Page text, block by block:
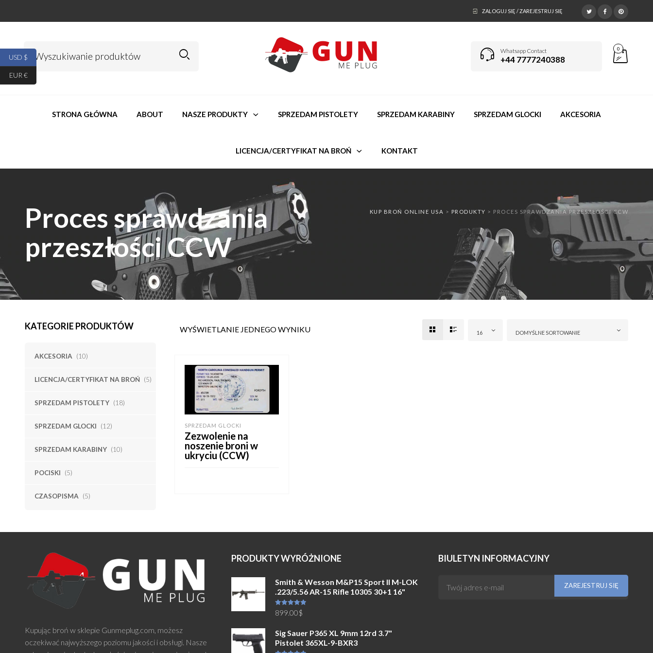
ZALOGUJ SIĘ / ZAREJESTRUJ SIĘ
Whatsapp Contact
+44 7777240388
0
STRONA GŁÓWNA ABOUT NASZE PRODUKTY SPRZEDAM PISTOLETY SPRZEDAM KARABINY SPRZEDAM GLOCKI AKCESORIA
LICENCJA/CERTYFIKAT NA BROŃ KONTAKT
KUP BROŃ ONLINE USA > PRODUKTY > PROCES SPRAWDZANIA PRZESZŁOŚCI CCW
Proces sprawdzania
przeszłości CCW
KATEGORIE PRODUKTÓW
AKCESORIA (10)
LICENCJA/CERTYFIKAT NA BROŃ (5)
SPRZEDAM PISTOLETY (18)
SPRZEDAM GLOCKI (12)
SPRZEDAM KARABINY (10)
POCISKI (5)
CZASOPISMA (5)
WYŚWIETLANIE JEDNEGO WYNIKU 16 DOMYŚLNE SORTOWANIE
SPRZEDAM GLOCKI
Zezwolenie na
noszenie broni w
ukryciu (CCW)
Kupując broń w sklepie Gunmeplug.com, możesz
oczekiwać najwyższego poziomu jakości i obsługi. Nasze
PRODUKTY WYRÓŻNIONE
Smith & Wesson M&P15 Sport II M-LOK
.223/5.56 AR-15 Rifle 10305 30+1 16"
Oceniono
5.00na 5
899.00$
Sig Sauer P365 XL 9mm 12rd 3.7"
Pistolet 365XL-9-BXR3
BIULETYN INFORMACYJNY
USD $
EUR €